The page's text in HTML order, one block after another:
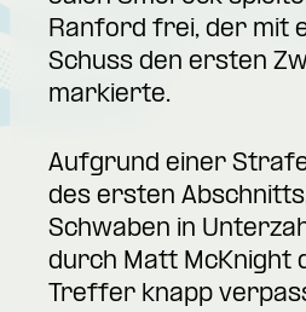
Ranford frei, der mit
Schuss den ersten
markierte.
Aufgrund einer
des ersten
Schwaben in
durch Matt McKnight
Treffer knapp